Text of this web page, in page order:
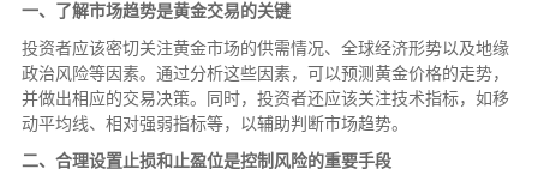
一、了解市场趋势是黄金交易的关键
投资者应该密切关注黄金市场的供需情况、全球经济形势以及地缘
政治风险等因素。通过分析这些因素，可以预测黄金价格的走势，
并做出相应的交易决策。同时，投资者还应该关注技术指标，如移
动平均线、相对强弱指标等，以辅助判断市场趋势。
二、合理设置止损和止盈位是控制风险的重要手段